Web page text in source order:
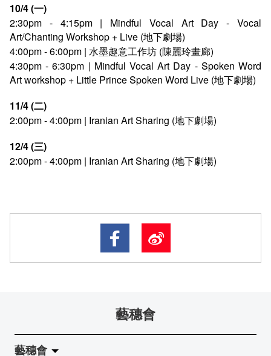
10/4 (一)
2:30pm - 4:15pm | Mindful Vocal Art Day - Vocal
Art/Chanting Workshop + Live (地下劇場)
4:00pm - 6:00pm | 水墨趣意工作坊 (陳麗玲畫廊)
4:30pm - 6:30pm | Mindful Vocal Art Day - Spoken Word
Art workshop + Little Prince Spoken Word Live (地下劇場)
11/4 (二)
2:00pm - 4:00pm | Iranian Art Sharing (地下劇場)
12/4 (三)
2:00pm - 4:00pm | Iranian Art Sharing (地下劇場)
藝穗會
藝穗會